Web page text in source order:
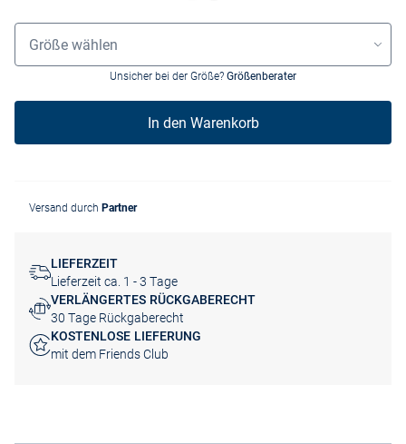
Grössenauswahl
Größe wählen
Unsicher bei der Größe? Größenberater
In den Warenkorb
Versand durch Partner
LIEFERZEIT
Lieferzeit ca. 1 - 3 Tage
VERLÄNGERTES RÜCKGABERECHT
30 Tage Rückgaberecht
KOSTENLOSE LIEFERUNG
mit dem Friends Club